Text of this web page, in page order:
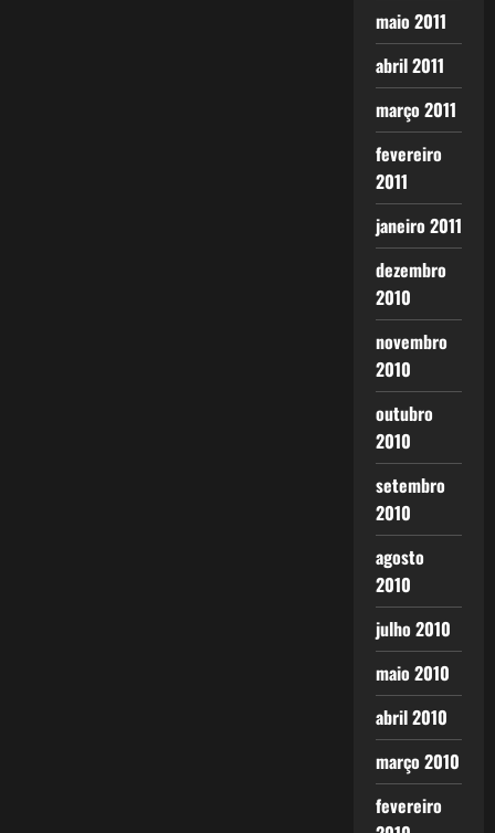
maio 2011
abril 2011
março 2011
fevereiro
2011
janeiro 2011
dezembro
2010
novembro
2010
outubro
2010
setembro
2010
agosto
2010
julho 2010
maio 2010
abril 2010
março 2010
fevereiro